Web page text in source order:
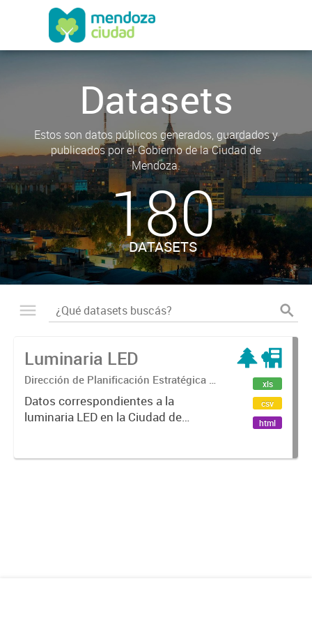
Datasets
Estos son datos públicos generados, guardados y
publicados por el Gobierno de la Ciudad de
Mendoza.
180
DATASETS
Luminaria LED
Dirección de Planificación Estratégica y
Gobierno Abierto
Datos correspondientes a la
luminaria LED en la Ciudad de
xls
csv
html